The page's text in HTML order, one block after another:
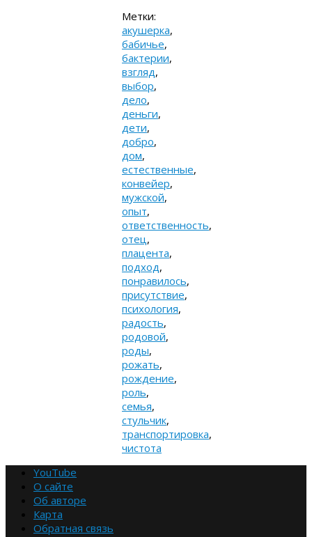
Метки:
акушерка,
бабичье,
бактерии,
взгляд,
выбор,
дело,
деньги,
дети,
добро,
дом,
естественные,
конвейер,
мужской,
опыт,
ответственность,
отец,
плацента,
подход,
понравилось,
присутствие,
психология,
радость,
родовой,
роды,
рожать,
рождение,
роль,
семья,
стульчик,
транспортировка,
чистота
YouTube
О сайте
Об авторе
Карта
Обратная связь